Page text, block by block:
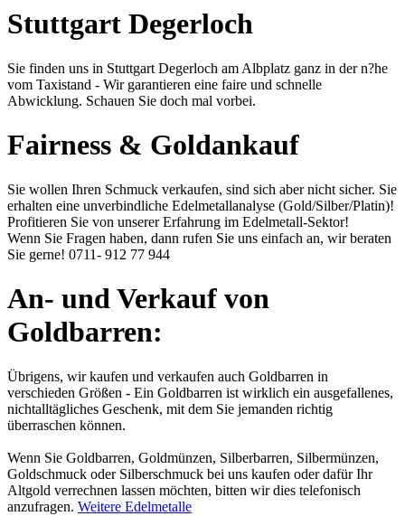
Stuttgart Degerloch
Sie finden uns in Stuttgart Degerloch am Albplatz ganz in der n?he
vom Taxistand - Wir garantieren eine faire und schnelle
Abwicklung. Schauen Sie doch mal vorbei.
Fairness & Goldankauf
Sie wollen Ihren Schmuck verkaufen, sind sich aber nicht sicher. Sie
erhalten eine unverbindliche Edelmetallanalyse (Gold/Silber/Platin)!
Profitieren Sie von unserer Erfahrung im Edelmetall-Sektor!
Wenn Sie Fragen haben, dann rufen Sie uns einfach an, wir beraten
Sie gerne! 0711- 912 77 944
An- und Verkauf von
Goldbarren:
Übrigens, wir kaufen und verkaufen auch Goldbarren in
verschieden Größen - Ein Goldbarren ist wirklich ein ausgefallenes,
nichtalltägliches Geschenk, mit dem Sie jemanden richtig
überraschen können.
Wenn Sie Goldbarren, Goldmünzen, Silberbarren, Silbermünzen,
Goldschmuck oder Silberschmuck bei uns kaufen oder dafür Ihr
Altgold verrechnen lassen möchten, bitten wir dies telefonisch
anzufragen. Weitere Edelmetalle